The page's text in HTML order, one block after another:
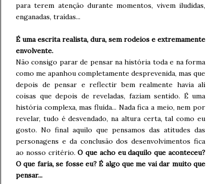
para terem atenção durante momentos, vivem iludidas,
enganadas, traídas...
É uma escrita realista, dura, sem rodeios e extremamente
envolvente.
Não consigo parar de pensar na história toda e na forma
como me apanhou completamente desprevenida, mas que
depois de pensar e reflectir bem realmente havia ali
coisas que depois de reveladas, faziam sentido. É uma
história complexa, mas fluída... Nada fica a meio, nem por
revelar, tudo é desvendado, na altura certa, tal como eu
gosto. No final aquilo que pensamos das atitudes das
personagens e da conclusão dos desenvolvimentos fica
ao nosso critério.O que acho eu daquilo que aconteceu?
O que faria, se fosse eu? É algo que me vai dar muito que
pensar...